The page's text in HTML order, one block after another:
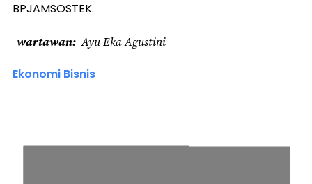
BPJAMSOSTEK.
wartawan Ayu Eka Agustini
Ekonomi Bisnis